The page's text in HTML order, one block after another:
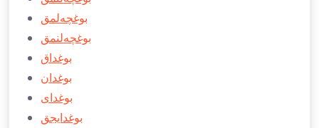
بوغچه‌لمق
بوغچه‌لنمق
بوغداق
بوغدان
بوغدای
بوغدایجق